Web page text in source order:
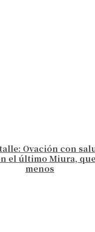
Ovación con
el último Miura,
menos